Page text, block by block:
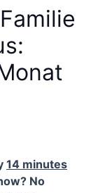
14 minutes
No